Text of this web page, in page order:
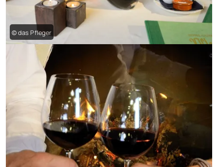
© das Pfleger